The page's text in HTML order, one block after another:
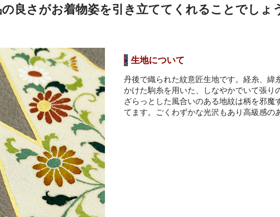
良さがお着物姿を引き立ててくれることでしょ
生地について
丹後で織られた紋意匠生地です。経糸、緯
かけた駒糸を用いた、しなやかでいて張り
ざらっとした風合いのある地紋は柄を邪魔
てます。ごくわずかな光沢もあり高級感の